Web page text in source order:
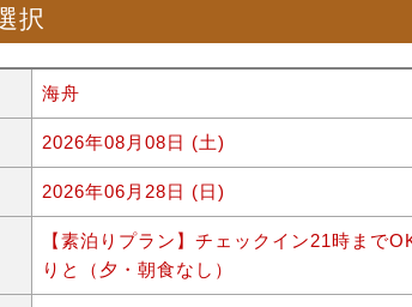
択
海舟
2026年08月08日 (土)
2026年06月28日 (日)
【素泊りプラン】チェックイン21時まで
りと（夕・朝食なし）